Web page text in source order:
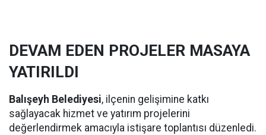
DEVAM EDEN PROJELER MASAYA
YATIRILDI
Balışeyh Belediyesi, ilçenin gelişimine katkı
sağlayacak hizmet ve yatırım projelerini
değerlendirmek amacıyla istişare toplantısı düzenledi.